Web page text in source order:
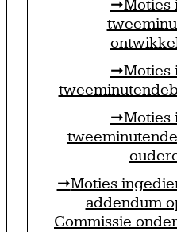
Moties
Moties
Moties
Moties
addendum
Commissie